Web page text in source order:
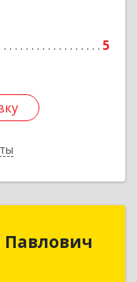
5
Подробнее
Павлович
Белорецк г,